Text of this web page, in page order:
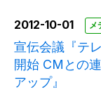
2012-10-01 メ
宣伝会議『テ
開始 CMとの
アップ』